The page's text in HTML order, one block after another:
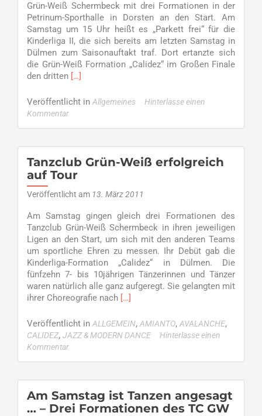
Grün-Weiß Schermbeck mit drei Formationen in der
Petrinum-Sporthalle in Dorsten an den Start. Am
Samstag um 15 Uhr heißt es „Parkett frei“ für die
Kinderliga II, die sich bereits am letzten Samstag in
Dülmen zum Saisonauftakt traf. Dort ertanzte sich
die Grün-Weiß Formation „Calidez“ im Großen Finale
den dritten Read
about
am
Start
Dancing
Rebels,
Calidez
cocoonSWING
tanzen
in
Dorsten
[…]
Veröffentlicht in Allgemeines
Hinterlasse einen
Kommentar
Tanzclub Grün-Weiß erfolgreich
auf Tour
Veröffentlicht am 13. März 2011
Am Samstag gingen gleich drei Formationen des
Tanzclub Grün-Weiß Schermbeck in ihren jeweiligen
Ligen an den Start, um sich mit den anderen Teams
um sportliche Ehren zu messen. Ihr Debüt gab die
Kinderliga-Formation „Calidez“ in Dülmen. Die
fünfzehn 7- bis 10jährigen Tänzerinnen und Tänzer
waren natürlich alle ganz aufgeregt. Sie gelangten mit
ihrer Choreografie nach Read
about
Tanzclub
auf
Tour
[…]
Veröffentlicht in ALLGEMEIN, AMIANTO, AVALANCHE,
CALIDEZ, JAZZ & MODERN DANCE
Hinterlasse einen
Kommentar
Am Samstag ist Tanzen angesagt
… – Drei Formationen des TC GW